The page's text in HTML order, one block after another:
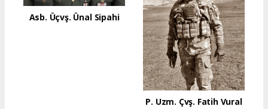
Asb. Üçvş. Ünal Sipahi
P. Uzm. Çvş. Fatih Vural